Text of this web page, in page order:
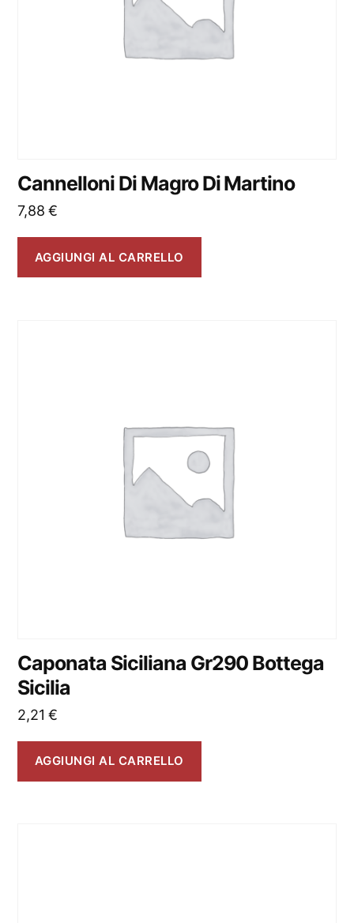
Cannelloni Di Magro Di Martino
7,88€
AGGIUNGI AL CARRELLO
Caponata Siciliana Gr290 Bottega
Sicilia
2,21€
AGGIUNGI AL CARRELLO